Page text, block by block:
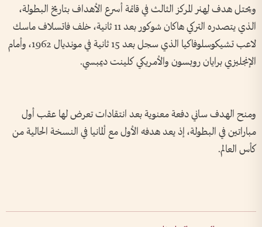
ويحتل هدف لِهنر المركز الثالث في قائمة أسرع الأهداف بتاريخ البطولة،
الذي يتصدره التركي هاكان شوكور بعد 11 ثانية، خلف فاتسلاف ماسك
لاعب تشيكوسلوفاكيا الذي سجل بعد 15 ثانية في مونديال 1962، وأمام
الإنجليزي برايان روبسون والأمريكي كلينت ديمبسي.
ومنح الهدف ساني دفعة معنوية بعد انتقادات تعرض لها عقب أول
مباراتين في البطولة، إذ يعد هدفه الأول مع ألمانيا في النسخة الحالية من
كأس العالم.